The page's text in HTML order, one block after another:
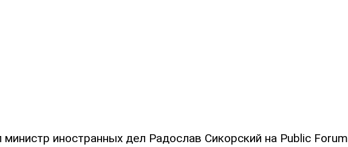
иностранных дел Радослав Сикорский на Public Forum